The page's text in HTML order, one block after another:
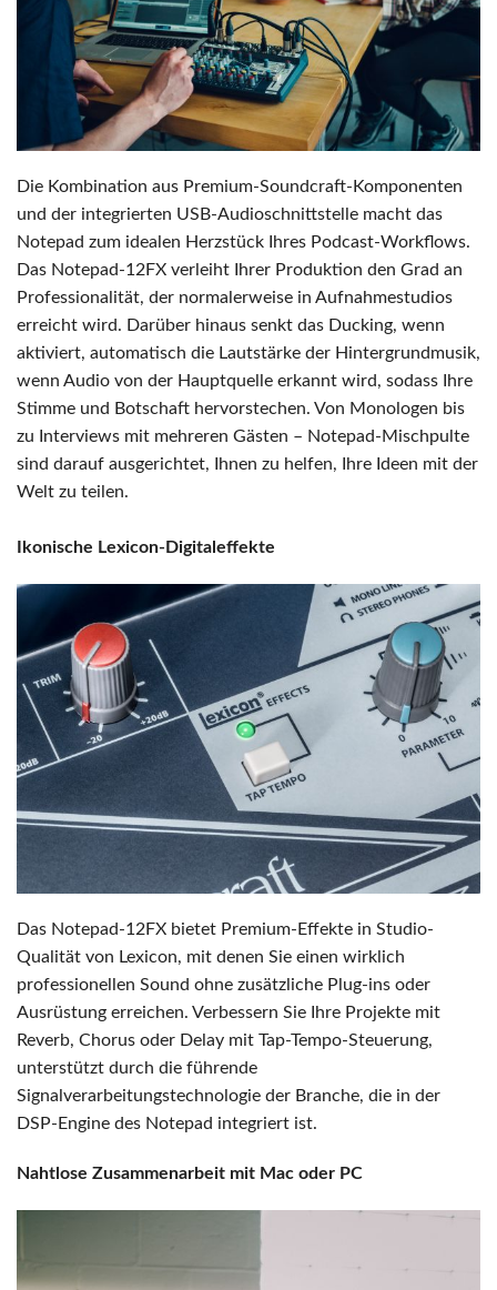
Die Kombination aus Premium-Soundcraft-Komponenten
und der integrierten USB-Audioschnittstelle macht das
Notepad zum idealen Herzstück Ihres Podcast-Workflows.
Das Notepad-12FX verleiht Ihrer Produktion den Grad an
Professionalität, der normalerweise in Aufnahmestudios
erreicht wird. Darüber hinaus senkt das Ducking, wenn
aktiviert, automatisch die Lautstärke der Hintergrundmusik,
wenn Audio von der Hauptquelle erkannt wird, sodass Ihre
Stimme und Botschaft hervorstechen. Von Monologen bis
zu Interviews mit mehreren Gästen – Notepad-Mischpulte
sind darauf ausgerichtet, Ihnen zu helfen, Ihre Ideen mit der
Welt zu teilen.
Ikonische Lexicon-Digitaleffekte
Das Notepad-12FX bietet Premium-Effekte in Studio-
Qualität von Lexicon, mit denen Sie einen wirklich
professionellen Sound ohne zusätzliche Plug-ins oder
Ausrüstung erreichen. Verbessern Sie Ihre Projekte mit
Reverb, Chorus oder Delay mit Tap-Tempo-Steuerung,
unterstützt durch die führende
Signalverarbeitungstechnologie der Branche, die in der
DSP-Engine des Notepad integriert ist.
Nahtlose Zusammenarbeit mit Mac oder PC